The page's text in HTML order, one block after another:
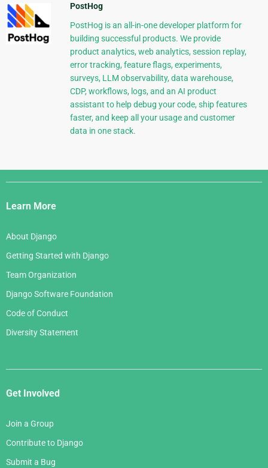
PostHog
PostHog is an all-in-one developer platform for
building successful products. We provide
product analytics, web analytics, session replay,
error tracking, feature flags, experiments,
surveys, LLM observability, data warehouse,
CDP, workflows, logs, and an AI product
assistant to help debug your code, ship features
faster, and keep all your usage and customer
data in one stack.
Django
Links
Learn More
About Django
Getting Started with Django
Team Organization
Django Software Foundation
Code of Conduct
Diversity Statement
Get Involved
Join a Group
Contribute to Django
Submit a Bug